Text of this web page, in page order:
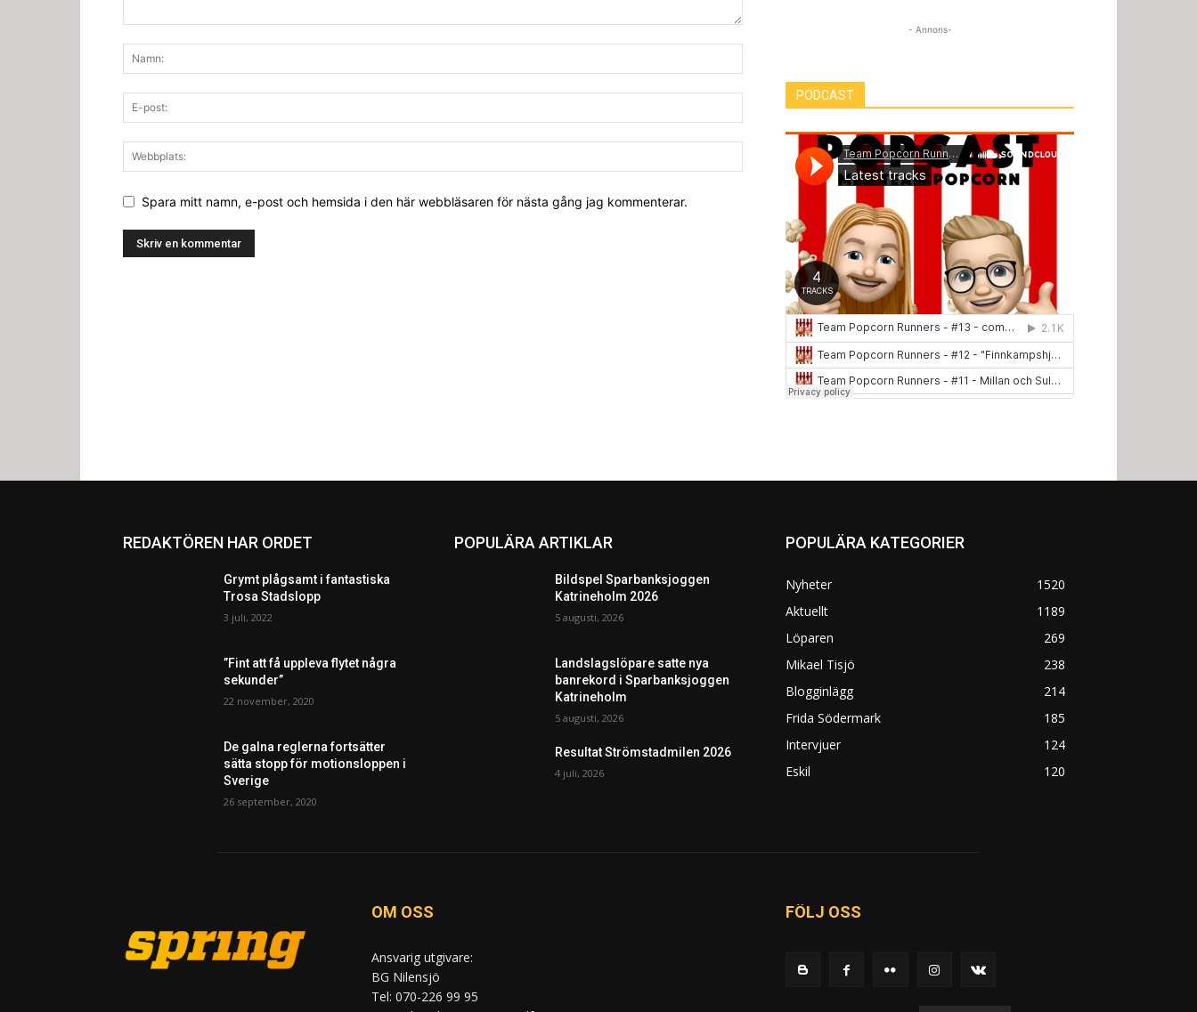
Spara mitt namn, e-post och hemsida i den här webbläsaren för nästa gång jag kommenterar.
- Annons-
PODCAST
REDAKTÖREN HAR ORDET
Grymt plågsamt i fantastiska
Trosa Stadslopp
3 juli, 2022
”Fint att få uppleva flytet några
sekunder”
22 november, 2020
De galna reglerna fortsätter
sätta stopp för motionsloppen i
Sverige
26 september, 2020
POPULÄRA ARTIKLAR
Bildspel Sparbanksjoggen
Katrineholm 2026
5 augusti, 2026
Landslagslöpare satte nya
banrekord i Sparbanksjoggen
Katrineholm
5 augusti, 2026
Resultat Strömstadmilen 2026
4 juli, 2026
POPULÄRA KATEGORIER
Nyheter
1520
Aktuellt
1189
Löparen
269
Mikael Tisjö
238
Blogginlägg
214
Frida Södermark
185
Intervjuer
124
Eskil
120
OM OSS
Ansvarig utgivare:
BG Nilensjö
Tel: 070-226 99 95
FÖLJ OSS